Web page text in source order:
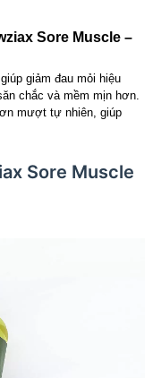
Sore Muscle –
giảm đau mỏi hiệu
chắc và mềm mịn hơn.
mượt tự nhiên, giúp
Sore Muscle